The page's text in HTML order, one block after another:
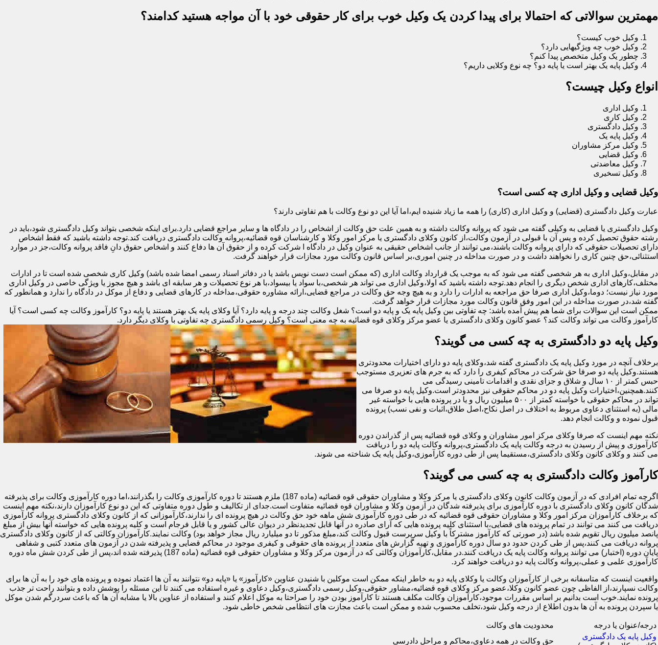
مهمترین سوالاتی که احتمالا برای پیدا کردن یک وکیل خوب برای کار حقوقی خود با آن مواجه هستید کدامند؟
وکیل خوب کیست؟
وکیل خوب چه ویژگیهایی دارد؟
چطور یک وکیل متخصص پیدا کنم؟
وکیل پایه یک بهتر است یا پایه دو؟ چه نوع وکلایی داریم؟
انواع وکیل چیست؟
وکیل اداری
وکیل کاری
وکیل دادگستری
وکیل پایه یک
وکیل مرکز مشاوران
وکیل قضایی
وکیل معاضدتی
وکیل تسخیری
وکیل قضایی و وکیل اداری چه کسی است؟
عبارت وکیل دادگستری (قضایی) و وکیل اداری (کاری) را همه ما زیاد شنیده ایم،اما آیا این دو نوع وکالت با هم تفاوتی دارند؟
وکیل دادگستری یا قضایی به وکیلی گفته می شود که پروانه وکالت داشته و به همین علت حق وکالت از اشخاص را در دادگاه ها و سایر مراجع قضایی دارد.برای اینکه شخصی بتواند وکیل دادگستری شود،باید در
رشته حقوق تحصیل کرده و پس آن با قبولی در آزمون وکالت،از کانون وکلای دادگستری یا مرکز امور وکلا و کارشناسان قوه قضائیه،پروانه وکالت دادگستری دریافت کند.توجه داشته باشید که فقط اشخاص
دارای تحصیلات حقوقی که دارای پروانه وکالت باشند،می توانند از جانب اشخاص حقیقی به عنوان وکیل در دادگاه ا شرکت کرده و از حقوق آن ها دفاع کنند و اشخاص حقوق دانِ فاقد پروانه وکالت،جز در موارد
استثنائی،حق چنین کاری را نخواهند داشت و در صورت مداخله در چنین اموری،بر اساس قانون وکالت مورد مجازات قرار خواهند گرفت.
در مقابل،وکیل اداری به هر شخصی گفته می شود که به موجب یک قرارداد وکالت اداری (که ممکن است دست نویس باشد یا در دفاتر اسناد رسمی امضا شده باشد) وکیل کاری شخصی شده است تا در ادارات
مختلف،کارهای اداری شخص دیگری را انجام دهد.توجه داشته باشید که اولا،وکیل اداری می تواند هر شخصی،با سواد یا بیسواد،با هر نوع تحصیلات و هر سابقه ای باشد و هیچ مجوز یا ویژگی خاصی در وکیل اداری
مورد نیاز نیست؛ دوما،وکیل اداری صرفا حق مراجعه به ادارات را دارد و به هیچ وجه حق وکالت در مراجع قضایی،ارائه مشاوره حقوقی،مداخله در کارهای قضایی و دفاع از موکل در دادگاه را ندارد و همانطور که
گفته شد،در صورت مداخله در این امور وفق قانون وکالت مورد مجازات قرار خواهد گرفت.
ممکن است این سوالات برای شما هم پیش آمده باشد: چه تفاوتی بین وکیل پایه یک و پایه دو است؟ شغل وکالت چند درجه و پایه دارد؟ آیا وکلای پایه یک بهتر هستند یا پایه دو؟ کارآموز وکالت چه کسی است؟ آیا
کارآموز وکالت می تواند وکالت کند؟ عضو کانون وکلای دادگستری یا عضو مرکز وکلای قوه قضائیه به چه معنی است؟ وکیل رسمی دادگستری چه تفاوتی با وکلای دیگر دارد.
وکیل پایه دو دادگستری به چه کسی می گویند؟
برخلاف آنچه در مورد وکیل پایه یک دادگستری گفته شد،وکلای پایه دو دارای اختیارات محدودتری
هستند.وکیل پایه دو صرفا حق شرکت در محاکم کیفری را دارد که به جرم های تعزیری مستوجب
حبس کمتر از ۱۰ سال و شلاق و جزای نقدی و اقدامات تامینی رسیدگی می
کنند.همچنین،اختیارات وکیل پایه دو در محاکم حقوقی نیز محدودتر است.وکیل پایه دو صرفا می
تواند در محاکم حقوقی با خواسته کمتر از ۵۰۰ میلیون ریال و یا در پرونده هایی با خواسته غیر
مالی (به استثنای دعاوی مربوط به اختلاف در اصل نکاح،اصل طلاق،اثبات و نفی نسب) پرونده
قبول نموده و وکالت انجام دهد.
نکته مهم اینست که صرفا وکلای مرکز امور مشاوران و وکلای قوه قضائیه پس از گذراندن دوره
کارآموزی و پیش از رسیدن به درجه وکالت پایه یک دادگستری،پروانه وکالت پایه دو را دریافت
می کنند و وکلای کانون وکلای دادگستری،مستقیما پس از طی دوره کارآموزی،وکیل پایه یک شناخته می شوند.
کارآموز وکالت دادگستری به چه کسی می گویند؟
اگرچه تمام افرادی که در آزمون وکالت کانون وکلای دادگستری یا مرکز وکلا و مشاوران حقوقی قوه قضائیه (ماده 187) ملزم هستند تا دوره کارآموزی وکالت را بگذرانند،اما دوره کارآموزی وکالت برای پذیرفته
شدگان کانون وکلای دادگستری با دوره کارآموزی برای پذیرفته شدگان در آزمون وکلا و مشاوران قوه قضائیه متفاوت است.جدای از تکالیف و طول دوره متفاوتی که این دو نوع کارآموزان دارند،نکته مهم اینست
که برخلاف کارآموزان مرکز امور وکلا و مشاوران حقوقی قوه قضائیه که در طی دوره کارآموزی شش ماهه خود حق وکالت در هیچ پرونده ای را ندارند،کارآموزانی که از کانون وکلای دادگستری پروانه کارآموزی
دریافت می کنند می توانند در تمام پرونده های قضایی،با استثنای کلیه پرونده هایی که آرای صادره در آنها قابل تجدیدنظر در دیوان عالی کشور و یا قابل فرجام است و کلیه پرونده هایی که خواسته آنها بیش از مبلغ
پانصد میلیون ریال تقویم شده باشد (در صورتی که کارآموز مشترکاً با وکیل سرپرست قبول وکالت کند،مبلغ مذکور تا دو میلیارد ریال مجاز خواهد بود) وکالت نمایند.کارآموزان وکالتی که از کانون وکلای دادگستری
پروانه دریافت می کنند،پس از طی کردن حدود دو سال دوره کارآموزی و تهیه گزارش های متعدد از پرونده های حقوقی و کیفری موجود در محاکم قضایی و پذیرفته شدن در آزمون های متعدد کتبی و شفاهی
پایان دوره (اختبار) می توانند پروانه وکالت پایه یک دریافت کنند.در مقابل،کارآموزان وکالتی که در آزمون مرکز وکلا و مشاوران حقوقی قوه قضائیه (ماده 187) پذیرفته شده اند،پس از طی کردن شش ماه دوره
کارآموزی علمی و عملی،پروانه وکالت پایه دو دریافت خواهند کرد.
واقعیت اینست که متاسفانه برخی از کارآموزان وکالت یا وکلای پایه دو به خاطر اینکه ممکن است موکلین با شنیدن عناوین «کارآموز» یا «پایه دو» نتوانند به آن ها اعتماد نموده و پرونده های خود را به آن ها برای
وکالت نسپارند،از الفاظی چون عضو کانون وکلا،عضو مرکز وکلای قوه قضائیه،مشاور حقوقی،وکیل رسمی دادگستری،وکیل دعاوی و غیره استفاده می کنند تا این مسئله را پوشش داده و بتوانند راحت تر جذب
پرونده نمایند.خوب است بدانیم بر اساس مقررات موجود،کارآموزان وکالت مکلف هستند تا کارآموز بودن خود را صراحتا به موکل اعلام کنند و استفاده از عناوین بالا یا مشابه آن ها که باعث سردرگم شدن موکل
یا سپردن پرونده به آن ها بدون اطلاع از درجه وکیل شود،تخلف محسوب شده و ممکن است باعث مجازت های انتظامی شخص خاطی شود.
درجه/عنوان یا درجه
محدودیت های وکالت
وکیل پایه یک دادگستری
حق وکالت در همه دعاوی،محاکم و مراحل دادرسی